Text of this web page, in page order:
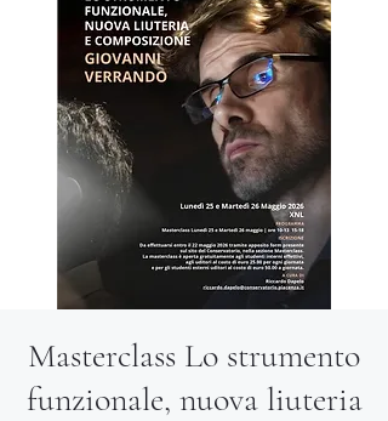
Masterclass Lo strumento
funzionale, nuova liuteria